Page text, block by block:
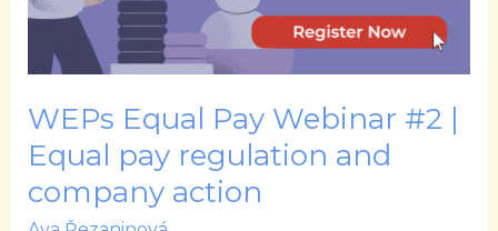
WEPs Equal Pay Webinar #2 |
Equal pay regulation and
company action